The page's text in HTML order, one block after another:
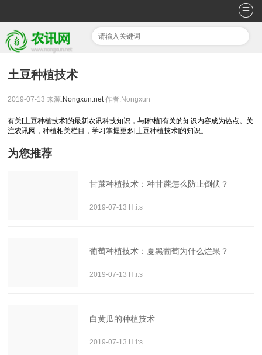
土豆种植技术
2019-07-13 来源:Nongxun.net 作者:Nongxun
有关[土豆种植技术]的最新农讯科技知识，与[种植]有关的知识内容成为热点。关
注农讯网，种植相关栏目，学习掌握更多[土豆种植技术]的知识。
为您推荐
甘蔗种植技术：种甘蔗怎么防止倒伏？
2019-07-13 H:i:s
葡萄种植技术：夏黑葡萄为什么烂果？
2019-07-13 H:i:s
白黄瓜的种植技术
2019-07-13 H:i:s